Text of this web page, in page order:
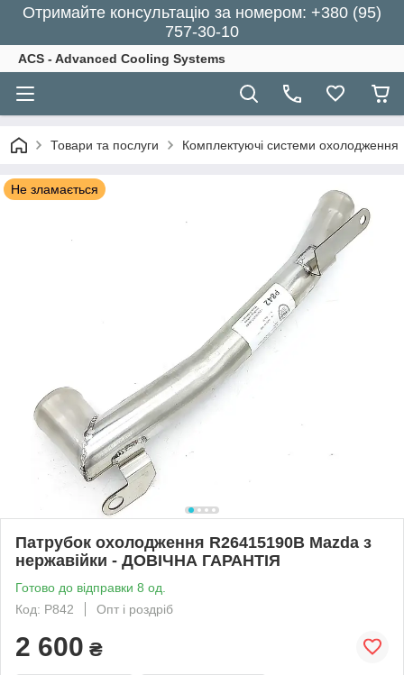
Отримайте консультацію за номером: +380 (95)
757-30-10
ACS - Advanced Cooling Systems
Товари та послуги Комплектуючі системи охолодження
Не зламається
Патрубок охолодження R26415190B Mazda з
нержавійки - ДОВІЧНА ГАРАНТІЯ
Готово до відправки 8 од.
Код: Р842
Опт і роздріб
2 600 ₴